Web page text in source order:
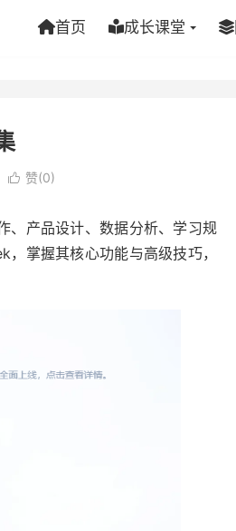
首页 成长课堂
 赞(0)
、产品设计、数据分析、学习规
掌握其核心功能与高级技巧，